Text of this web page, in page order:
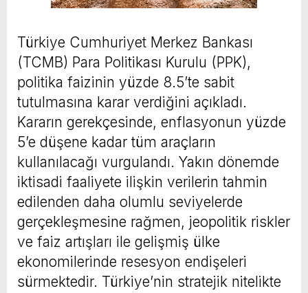
Türkiye Cumhuriyet Merkez Bankası
(TCMB) Para Politikası Kurulu (PPK),
politika faizinin yüzde 8.5’te sabit
tutulmasına karar verdiğini açıkladı.
Kararın gerekçesinde, enflasyonun yüzde
5’e düşene kadar tüm araçların
kullanılacağı vurgulandı. Yakın dönemde
iktisadi faaliyete ilişkin verilerin tahmin
edilenden daha olumlu seviyelerde
gerçekleşmesine rağmen, jeopolitik riskler
ve faiz artışları ile gelişmiş ülke
ekonomilerinde resesyon endişeleri
sürmektedir. Türkiye’nin stratejik nitelikte